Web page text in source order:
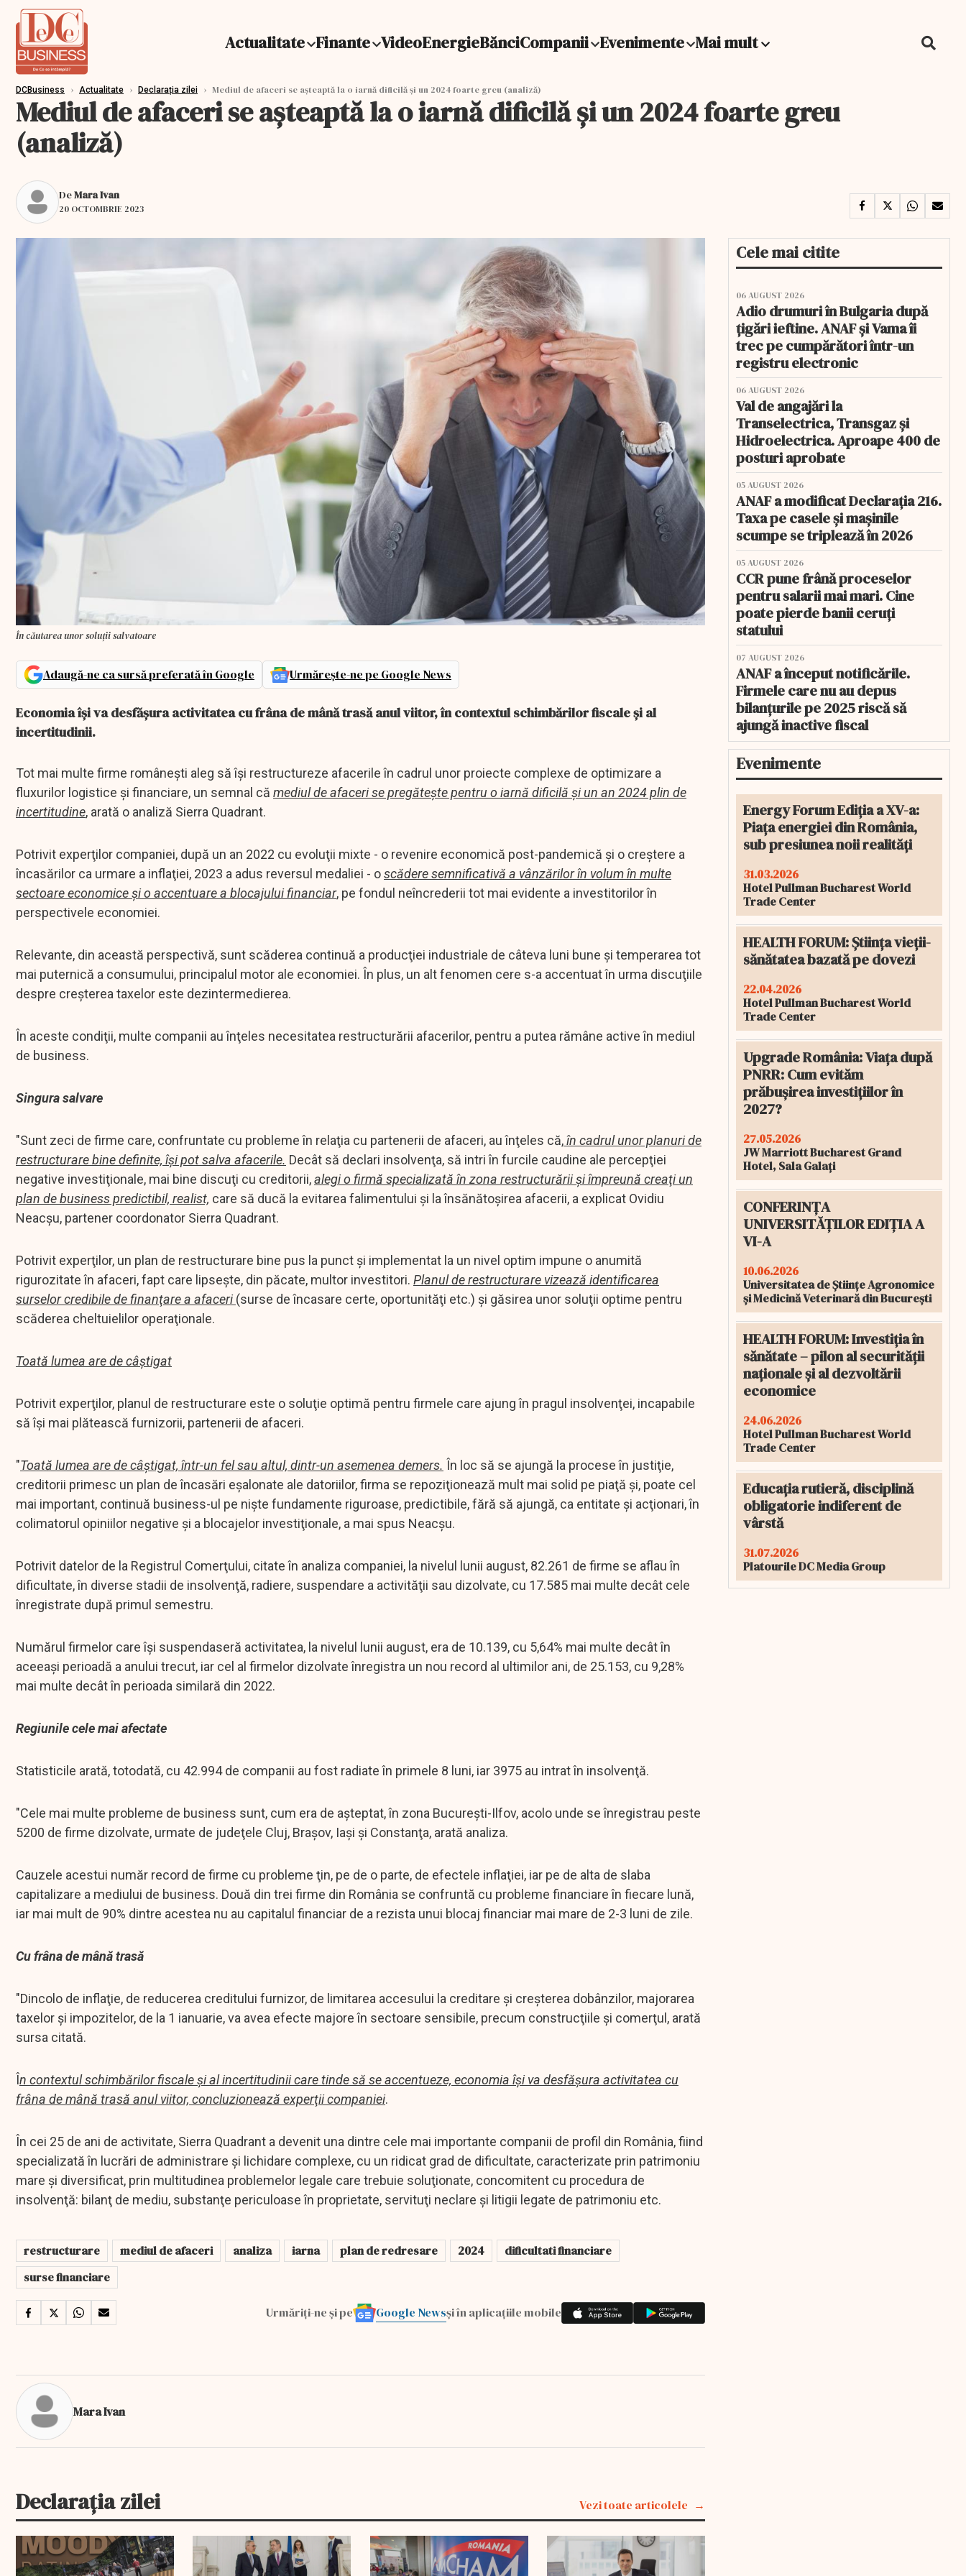
Actualitate Finante VideoEnergieBănciCompanii Evenimente Mai mult
DCBusiness › Actualitate › Declarația zilei › Mediul de afaceri se așteaptă la o iarnă dificilă și un 2024 foarte greu (analiză)
Mediul de afaceri se așteaptă la o iarnă dificilă și un 2024 foarte greu
(analiză)
DeMara Ivan
20 OCTOMBRIE 2023
În căutarea unor soluții salvatoare
Adaugă-ne ca sursă preferată în Google Urmărește-ne pe Google News
Economia îşi va desfăşura activitatea cu frâna de mână trasă anul viitor, în contextul schimbărilor fiscale şi al
incertitudinii.
Tot mai multe firme româneşti aleg să îşi restructureze afacerile în cadrul unor proiecte complexe de optimizare a
fluxurilor logistice şi financiare, un semnal că mediul de afaceri se pregăteşte pentru o iarnă dificilă şi un an 2024 plin de
incertitudine, arată o analiză Sierra Quadrant.
Potrivit experţilor companiei, după un an 2022 cu evoluţii mixte - o revenire economică post-pandemică şi o creştere a
încasărilor ca urmare a inflaţiei, 2023 a adus reversul medaliei - oscădere semnificativă a vânzărilor în volum în multe
sectoare economice şi o accentuare a blocajului financiar, pe fondul neîncrederii tot mai evidente a investitorilor în
perspectivele economiei.
Relevante, din această perspectivă, sunt scăderea continuă a producţiei industriale de câteva luni bune şi temperarea tot
mai puternică a consumului, principalul motor ale economiei. În plus, un alt fenomen cere s-a accentuat în urma discuţiile
despre creşterea taxelor este dezintermedierea.
În aceste condiţii, multe companii au înţeles necesitatea restructurării afacerilor, pentru a putea rămâne active în mediul
de business.
Singura salvare
"Sunt zeci de firme care, confruntate cu probleme în relaţia cu partenerii de afaceri, au înţeles că,în cadrul unor planuri de
restructurare bine definite, îşi pot salva afacerile. Decât să declari insolvenţa, să intri în furcile caudine ale percepţiei
negative investiţionale, mai bine discuţi cu creditorii,alegi o firmă specializată în zona restructurării şi împreună creaţi un
plan de business predictibil, realist, care să ducă la evitarea falimentului şi la însănătoşirea afacerii, a explicat Ovidiu
Neacşu, partener coordonator Sierra Quadrant.
Potrivit experţilor, un plan de restructurare bine pus la punct şi implementat la un nivel optim impune o anumită
rigurozitate în afaceri, fapt care lipseşte, din păcate, multor investitori. Planul de restructurare vizează identificarea
surselor credibile de finanţare a afaceri(surse de încasare certe, oportunităţi etc.) şi găsirea unor soluţii optime pentru
scăderea cheltuielilor operaţionale.
Toată lumea are de câștigat
Potrivit experţilor, planul de restructurare este o soluţie optimă pentru firmele care ajung în pragul insolvenţei, incapabile
să îşi mai plătească furnizorii, partenerii de afaceri.
"Toată lumea are de câştigat, într-un fel sau altul, dintr-un asemenea demers. În loc să se ajungă la procese în justiţie,
creditorii primesc un plan de încasări eşalonate ale datoriilor, firma se repoziţionează mult mai solid pe piaţă şi, poate cel
mai important, continuă business-ul pe nişte fundamente riguroase, predictibile, fără să ajungă, ca entitate şi acţionari, în
colimatorul opiniilor negative şi a blocajelor investiţionale, a mai spus Neacşu.
Potrivit datelor de la Registrul Comerţului, citate în analiza companiei, la nivelul lunii august, 82.261 de firme se aflau în
dificultate, în diverse stadii de insolvenţă, radiere, suspendare a activităţii sau dizolvate, cu 17.585 mai multe decât cele
înregistrate după primul semestru.
Numărul firmelor care îşi suspendaseră activitatea, la nivelul lunii august, era de 10.139, cu 5,64% mai multe decât în
aceeaşi perioadă a anului trecut, iar cel al firmelor dizolvate înregistra un nou record al ultimilor ani, de 25.153, cu 9,28%
mai multe decât în perioada similară din 2022.
Regiunile cele mai afectate
Statisticile arată, totodată, cu 42.994 de companii au fost radiate în primele 8 luni, iar 3975 au intrat în insolvenţă.
"Cele mai multe probleme de business sunt, cum era de aşteptat, în zona Bucureşti-Ilfov, acolo unde se înregistrau peste
5200 de firme dizolvate, urmate de judeţele Cluj, Braşov, Iaşi şi Constanţa, arată analiza.
Cauzele acestui număr record de firme cu probleme ţin, pe de o parte, de efectele inflaţiei, iar pe de alta de slaba
capitalizare a mediului de business. Două din trei firme din România se confruntă cu probleme financiare în fiecare lună,
iar mai mult de 90% dintre acestea nu au capitalul financiar de a rezista unui blocaj financiar mai mare de 2-3 luni de zile.
Cu frâna de mână trasă
"Dincolo de inflaţie, de reducerea creditului furnizor, de limitarea accesului la creditare şi creşterea dobânzilor, majorarea
taxelor şi impozitelor, de la 1 ianuarie, va avea efecte majore în sectoare sensibile, precum construcţiile şi comerţul, arată
sursa citată.
În contextul schimbărilor fiscale şi al incertitudinii care tinde să se accentueze, economia îşi va desfăşura activitatea cu
frâna de mână trasă anul viitor, concluzionează experţii companiei.
În cei 25 de ani de activitate, Sierra Quadrant a devenit una dintre cele mai importante companii de profil din România, fiind
specializată în lucrări de administrare şi lichidare complexe, cu un ridicat grad de dificultate, caracterizate prin patrimoniu
mare şi diversificat, prin multitudinea problemelor legale care trebuie soluţionate, concomitent cu procedura de
insolvenţă: bilanţ de mediu, substanţe periculoase în proprietate, servituţi neclare şi litigii legate de patrimoniu etc.
restructurare mediul de afaceri analiza iarna plan de redresare 2024
dificultati financiare
surse financiare
Urmăriți-ne și pe Google Newsși în aplicațiile mobile
Mara Ivan
Declarația zilei Vezi toate articolele
Cele mai citite
06 AUGUST 2026
Adio drumuri în Bulgaria după
țigări ieftine. ANAF și Vama îi
trec pe cumpărători într-un
registru electronic
06 AUGUST 2026
Val de angajări la
Transelectrica, Transgaz și
Hidroelectrica. Aproape 400 de
posturi aprobate
05 AUGUST 2026
ANAF a modificat Declarația 216.
Taxa pe casele și mașinile
scumpe se triplează în 2026
05 AUGUST 2026
CCR pune frână proceselor
pentru salarii mai mari. Cine
poate pierde banii ceruți
statului
07 AUGUST 2026
ANAF a început notificările.
Firmele care nu au depus
bilanțurile pe 2025 riscă să
ajungă inactive fiscal
Evenimente
Energy Forum Ediția a XV-a:
Piața energiei din România,
sub presiunea noii realități
31.03.2026
Hotel Pullman Bucharest World
Trade Center
HEALTH FORUM: Știința vieții-
sănătatea bazată pe dovezi
22.04.2026
Hotel Pullman Bucharest World
Trade Center
Upgrade România: Viața după
PNRR: Cum evităm
prăbușirea investițiilor în
2027?
27.05.2026
JW Marriott Bucharest Grand
Hotel, Sala Galați
CONFERINȚA
UNIVERSITĂȚILOR EDIȚIA A
VI-A
10.06.2026
Universitatea de Științe Agronomice
și Medicină Veterinară din București
HEALTH FORUM: Investiția în
sănătate – pilon al securității
naționale și al dezvoltării
economice
24.06.2026
Hotel Pullman Bucharest World
Trade Center
Educația rutieră, disciplină
obligatorie indiferent de
vârstă
31.07.2026
Platourile DC Media Group